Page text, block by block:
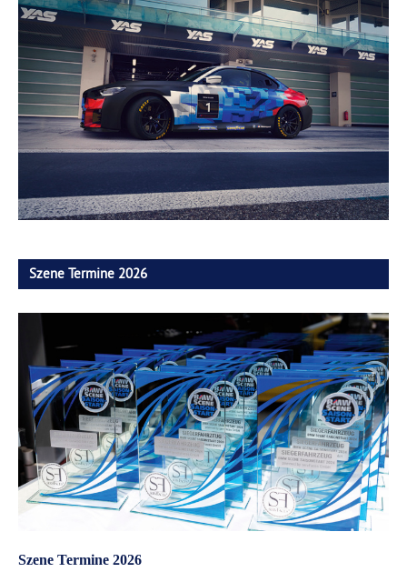
Szene Termine 2026
Szene Termine 2026